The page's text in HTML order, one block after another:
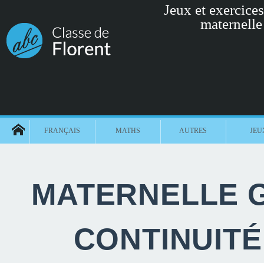
Jeux et
FRANÇAIS MATHS AUTRES
MATERNELLE